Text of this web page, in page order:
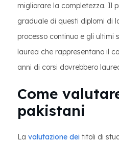
migliorare la completezza. Il
graduale di questi diplomi di
processo continuo e gli ultimi
laurea che rappresentano il
anni di corsi dovrebbero
Come
pakistani
La valutazione dei titoli di